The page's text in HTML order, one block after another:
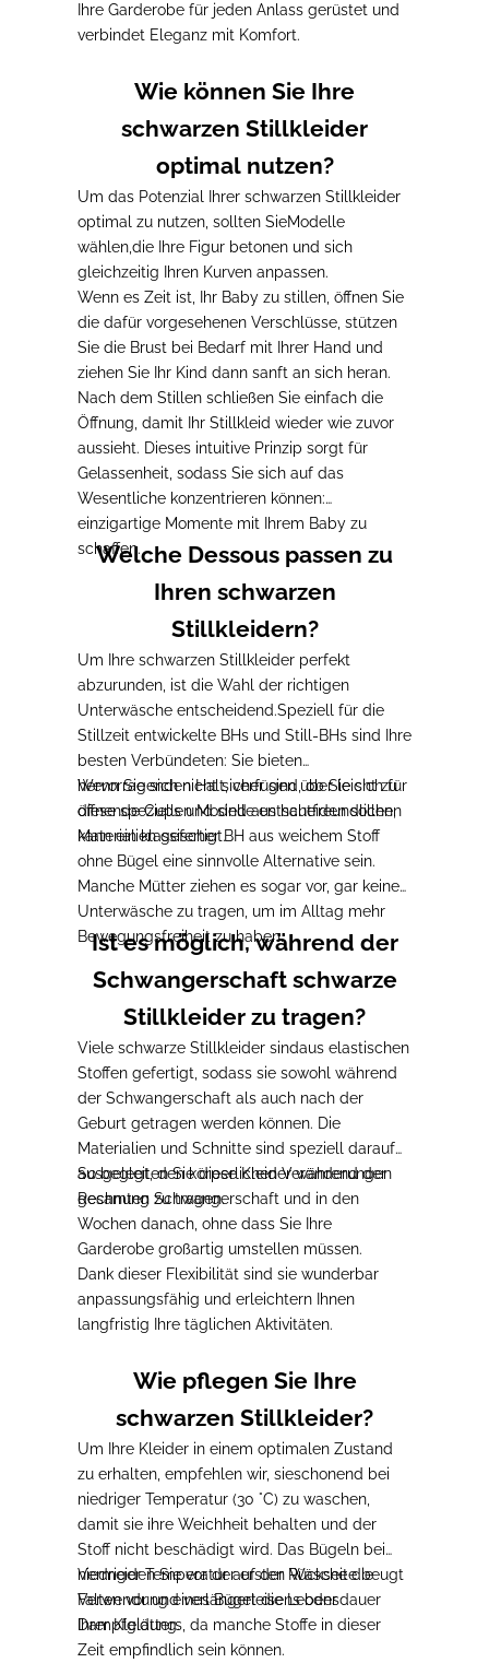
Ihre Garderobe für jeden Anlass gerüstet und
verbindet Eleganz mit Komfort.
Wie können Sie Ihre
schwarzen Stillkleider
optimal nutzen?
Um das Potenzial Ihrer schwarzen Stillkleider
optimal zu nutzen, sollten SieModelle
wählen,die Ihre Figur betonen und sich
gleichzeitig Ihren Kurven anpassen.
Wenn es Zeit ist, Ihr Baby zu stillen, öffnen Sie
die dafür vorgesehenen Verschlüsse, stützen
Sie die Brust bei Bedarf mit Ihrer Hand und
ziehen Sie Ihr Kind dann sanft an sich heran.
Nach dem Stillen schließen Sie einfach die
Öffnung, damit Ihr Stillkleid wieder wie zuvor
aussieht. Dieses intuitive Prinzip sorgt für
Gelassenheit, sodass Sie sich auf das
Wesentliche konzentrieren können:
einzigartige Momente mit Ihrem Baby zu
schaffen.
Welche Dessous passen zu
Ihren schwarzen
Stillkleidern?
Um Ihre schwarzen Stillkleider perfekt
abzurunden, ist die Wahl der richtigen
Unterwäsche entscheidend.Speziell für die
Stillzeit entwickelte BHs und Still-BHs sind Ihre
besten Verbündeten: Sie bieten
hervorragenden Halt, verfügen über leicht zu
öffnende Cups und sind aus hautfreundlichen
Materialien gefertigt.
Wenn Sie sich nicht sicher sind, ob Sie sich für
diese speziellen Modelle entscheiden sollen,
kann ein klassischer BH aus weichem Stoff
ohne Bügel eine sinnvolle Alternative sein.
Manche Mütter ziehen es sogar vor, gar keine
Unterwäsche zu tragen, um im Alltag mehr
Bewegungsfreiheit zu haben.
Ist es möglich, während der
Schwangerschaft schwarze
Stillkleider zu tragen?
Viele schwarze Stillkleider sindaus elastischen
Stoffen gefertigt, sodass sie sowohl während
der Schwangerschaft als auch nach der
Geburt getragen werden können. Die
Materialien und Schnitte sind speziell darauf
ausgelegt, den körperlichen Veränderungen
Rechnung zu tragen.
Sobegleiten Sie diese Kleider während der
gesamten Schwangerschaft und in den
Wochen danach, ohne dass Sie Ihre
Garderobe großartig umstellen müssen.
Dank dieser Flexibilität sind sie wunderbar
anpassungsfähig und erleichtern Ihnen
langfristig Ihre täglichen Aktivitäten.
Wie pflegen Sie Ihre
schwarzen Stillkleider?
Um Ihre Kleider in einem optimalen Zustand
zu erhalten, empfehlen wir, sieschonend bei
niedriger Temperatur (30 °C) zu waschen,
damit sie ihre Weichheit behalten und der
Stoff nicht beschädigt wird. Das Bügeln bei
niedriger Temperaturauf der Rückseite beugt
Falten vor und verlängert die Lebensdauer
Ihrer Kleidung.
Vermeiden Sievor der ersten Wäschedie
Verwendung eines Bügeleisens oder
Dampfglätters, da manche Stoffe in dieser
Zeit empfindlich sein können.